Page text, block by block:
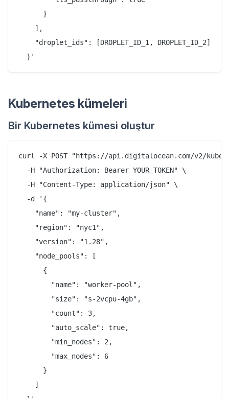
      }
    ],
    "droplet_ids": [DROPLET_ID_1, DROPLET_ID_2]
Kubernetes kümeleri
Bir Kubernetes kümesi oluştur
curl -X POST "https://api.digitalocean.com/v2/
  -H "Authorization: Bearer YOUR_TOKEN" \
  -H "Content-Type: application/json" \
  -d '{
    "name": "my-cluster",
    "region": "nyc1",
    "version": "1.28",
    "node_pools": [
      {
        "name": "worker-pool",
        "size": "s-2vcpu-4gb",
        "count": 3,
        "auto_scale": true,
        "min_nodes": 2,
        "max_nodes": 6
      }
    ]